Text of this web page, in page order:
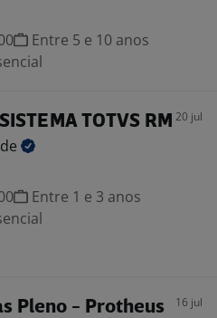
Entre 5 e 10 anos
TOTVS RM 20 jul
Entre 1 e 3 anos
Pleno - Protheus 16 jul